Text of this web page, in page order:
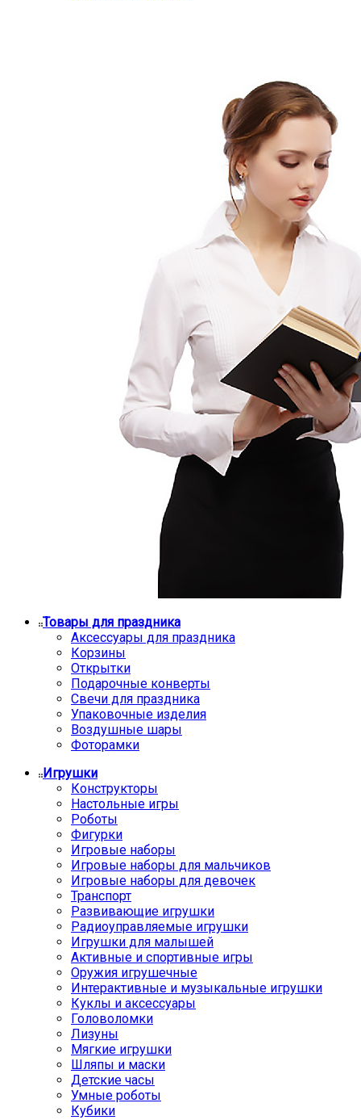
Товары для праздника
Аксессуары для праздника
Корзины
Открытки
Подарочные конверты
Свечи для праздника
Упаковочные изделия
Воздушные шары
Фоторамки
Игрушки
Конструкторы
Настольные игры
Роботы
Фигурки
Игровые наборы
Игровые наборы для мальчиков
Игровые наборы для девочек
Транспорт
Развивающие игрушки
Радиоуправляемые игрушки
Игрушки для малышей
Активные и спортивные игры
Оружия игрушечные
Интерактивные и музыкальные игрушки
Куклы и аксессуары
Головоломки
Лизуны
Мягкие игрушки
Шляпы и маски
Детские часы
Умные роботы
Кубики